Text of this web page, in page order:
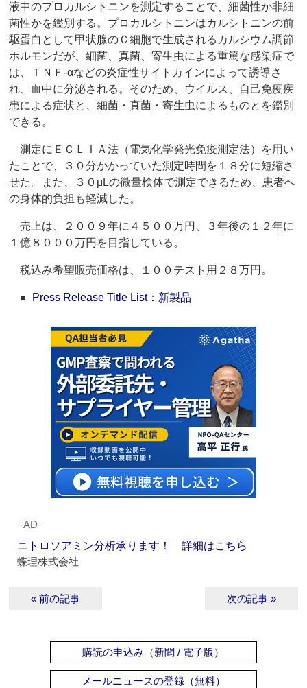
液中のプロカルシトニンを測定することで、細菌性か非細
菌性かを鑑別する。プロカルシトニンはカルシトニンの前
駆蛋白として甲状腺のＣ細胞で生成されるカルシウム調節
ホルモンだが、細菌、真菌、寄生虫による重篤な感染症で
は、ＴＮＦ‐αなどの炎症性サイトカインによって誘導さ
れ、血中に分泌される。そのため、ウイルス、自己免疫疾
患による症状と、細菌・真菌・寄生虫によるものとを鑑別
できる。
測定にＥＣＬＩＡ法（電気化学発光免疫測定法）を用い
たことで、３０分かかっていた測定時間を１８分に短縮さ
せた。また、３０μLの微量検体で測定できるため、患者へ
の身体的負担も軽減した。
売上は、２００９年に４５００万円、３年後の１２年に
１億８０００万円を目指している。
税込み希望販売価格は、１００テスト用２８万円。
Press Release Title List：新製品
‐AD‐
ニトロソアミン分析承ります！ 詳細はこちら
蝶理株式会社
« 前の記事 次の記事 »
購読の申込み（新聞 / 電子版）
メールニュースの登録（無料）